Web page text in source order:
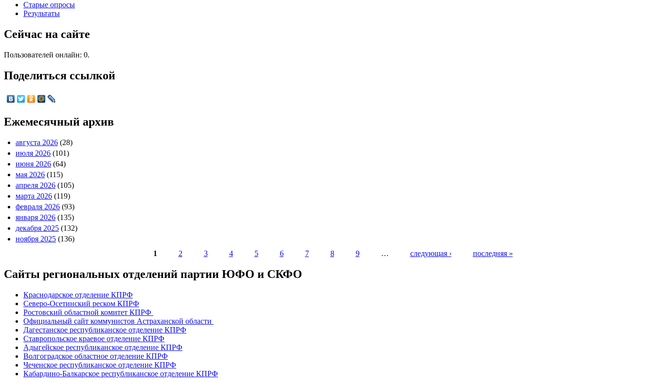
Старые опросы
Результаты
Сейчас на сайте
Пользователей онлайн: 0.
Поделиться ссылкой
Ежемесячный архив
августа 2026 (28)
июля 2026 (101)
июня 2026 (64)
мая 2026 (115)
апреля 2026 (105)
марта 2026 (119)
февраля 2026 (93)
января 2026 (135)
декабря 2025 (132)
ноября 2025 (136)
1 2 3 4 5 6 7 8 9 … следующая › последняя »
Сайты региональных отделений партии ЮФО и СКФО
Краснодарское отделение КПРФ
Северо-Осетинский реском КПРФ
Ростовский областной комитет КПРФ
Официальный сайт коммунистов Астраханской области
Дагестанское республиканское отделение КПРФ
Ставропольское краевое отделение КПРФ
Адыгейское республиканское отделение КПРФ
Волгоградское областное отделение КПРФ
Чеченское республиканское отделение КПРФ
Кабардино-Балкарское республиканское отделение КПРФ